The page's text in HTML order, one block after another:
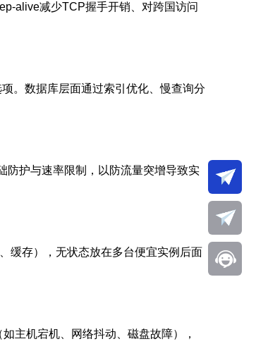
alive减少TCP握手开销、对跨国访问
。数据库层面通过索引优化、慢查询分
防护与速率限制，以防流量突增导致实
缓存），无状态放在多台便宜实例后面
主机宕机、网络抖动、磁盘故障），